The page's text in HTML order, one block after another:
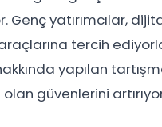
Genç yatırımcılar,
tercih
yapılan
güvenlerini